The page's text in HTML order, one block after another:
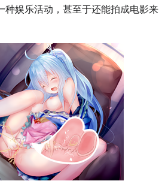
种娱乐活动，甚至于还能拍成电影来